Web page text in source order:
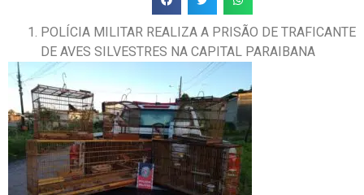
POLÍCIA MILITAR REALIZA A PRISÃO DE TRAFICANTE
DE AVES SILVESTRES NA CAPITAL PARAIBANA